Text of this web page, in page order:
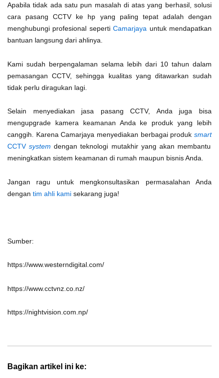
Apabila tidak ada satu pun masalah di atas yang berhasil, solusi
cara pasang CCTV ke hp yang paling tepat adalah dengan
menghubungi profesional sepertiCamarjaya untuk mendapatkan
bantuan langsung dari ahlinya.
Kami sudah berpengalaman selama lebih dari 10 tahun dalam
pemasangan CCTV, sehingga kualitas yang ditawarkan sudah
tidak perlu diragukan lagi.
Selain menyediakan jasa pasang CCTV, Anda juga bisa
mengupgrade kamera keamanan Anda ke produk yang lebih
canggih. Karena Camarjaya menyediakan berbagai produk smart
CCTVsystem dengan teknologi mutakhir yang akan membantu
meningkatkan sistem keamanan di rumah maupun bisnis Anda.
Jangan ragu untuk mengkonsultasikan permasalahan Anda
dengan tim ahli kami sekarang juga!
Sumber:
https://www.westerndigital.com/
https://www.cctvnz.co.nz/
https://nightvision.com.np/
Bagikan artikel ini ke: